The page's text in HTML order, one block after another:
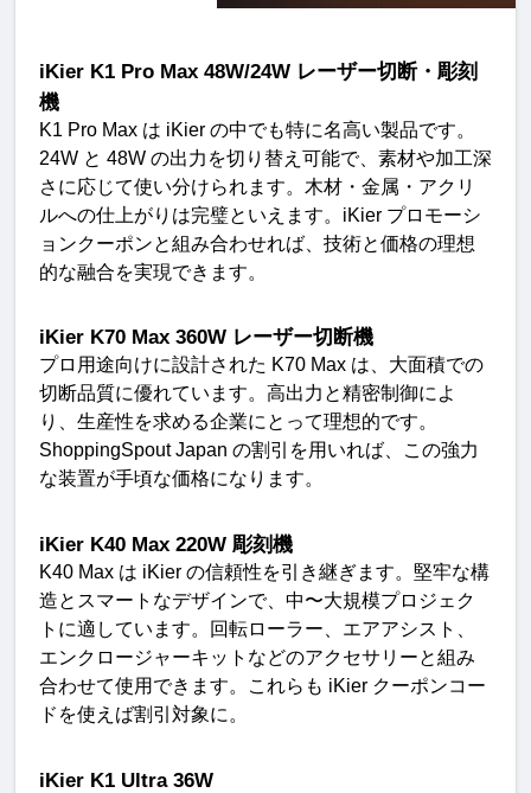
iKier K1 Pro Max 48W/24W レーザー切断・彫刻
機
K1 Pro Max は iKier の中でも特に名高い製品です。
24W と 48W の出力を切り替え可能で、素材や加工深
さに応じて使い分けられます。木材・金属・アクリ
ルへの仕上がりは完璧といえます。 iKier プロモーシ
ョンクーポンと組み合わせれば、技術と価格の理想
的な融合を実現できます。
iKier K70 Max 360W レーザー切断機
プロ用途向けに設計された K70 Max は、大面積での
切断品質に優れています。高出力と精密制御によ
り、生産性を求める企業にとって理想的です。
ShoppingSpout Japan の割引を用いれば、この強力
な装置が手頃な価格になります。
iKier K40 Max 220W 彫刻機
K40 Max は iKier の信頼性を引き継ぎます。堅牢な構
造とスマートなデザインで、中〜大規模プロジェク
トに適しています。回転ローラー、エアアシスト、
エンクロージャーキットなどのアクセサリーと組み
合わせて使用できます。これらも iKier クーポンコー
ドを使えば割引対象に 。
iKier K1 Ultra 36W